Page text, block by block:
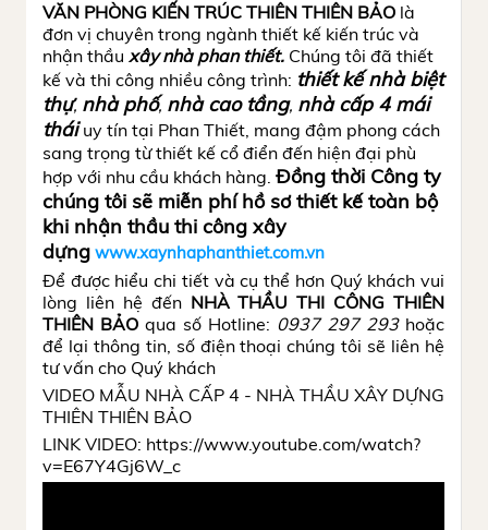
VĂN PHÒNG KIẾN TRÚC THIÊN THIÊN BẢO là
đơn vị chuyên trong ngành thiết kế kiến trúc và
nhận thầu xây nhà phan thiết. Chúng tôi đã thiết
kế và thi công nhiều công trình: thiết kế nhà biệt
thự, nhà phố, nhà cao tầng, nhà cấp 4 mái
tháiuy tín tại Phan Thiết, mang đậm phong cách
sang trọng từ thiết kế cổ điển đến hiện đại phù
hợp với nhu cầu khách hàng. Đồng thời Công ty
chúng tôi sẽ miễn phí hồ sơ thiết kế toàn bộ
khi nhận thầu thi công xây
dựng www.xaynhaphanthiet.com.vn
Để được hiểu chi tiết và cụ thể hơn Quý khách vui
lòng liên hệ đến NHÀ THẦU THI CÔNG THIÊN
THIÊN BẢO qua số Hotline: 0937 297 293 hoặc
để lại thông tin, số điện thoại chúng tôi sẽ liên hệ
tư vấn cho Quý khách
VIDEO MẪU NHÀ CẤP 4 - NHÀ THẦU XÂY DỰNG
THIÊN THIÊN BẢO
LINK VIDEO: https://www.youtube.com/watch?
v=E67Y4Gj6W_c